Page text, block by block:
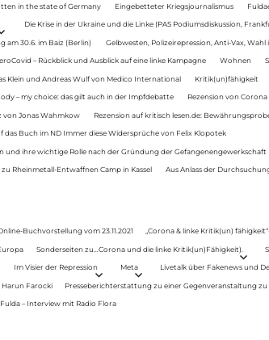
in the state of Germany Eingebetteter Kriegsjournalismus
Die Krise in der Ukraine und die Linke (PAS Podiumsdiskussion,
am 30.6. im Baiz (Berlin) Gelbwesten, Polizeirepression, Anti-Vax,
– Rückblick und Ausblick auf eine linke Kampagne Wohnen
Klein und Andreas Wulf von Medico International Kritik(un)fähigkeit
– my choice: das gilt auch in der Impfdebatte Rezension von
von Jonas Wahmkow Rezension auf kritisch lesen.de:
das Buch im ND Immer diese Widersprüche von Felix Klopotek
und ihre wichtige Rolle nach der Gründung der Gefangenengewerkschaft
Rheinmetall-Entwaffnen Camp in Kassel Aus Anlass der
Buchvorstellung vom 23.11.2021 „Corona & linke Kritik(un)
Sonderseiten zu…Corona und die linke Kritik(un)Fähigkeit).
Im Visier der Repression Meta Livetalk über Fakenews und
Harun Farocki Presseberichterstattung zu einer Gegenveranstaltung zu
– Interview mit Radio Flora